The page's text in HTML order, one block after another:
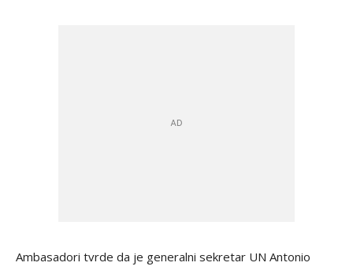
Ambasadori tvrde da je generalni sekretar UN Antonio